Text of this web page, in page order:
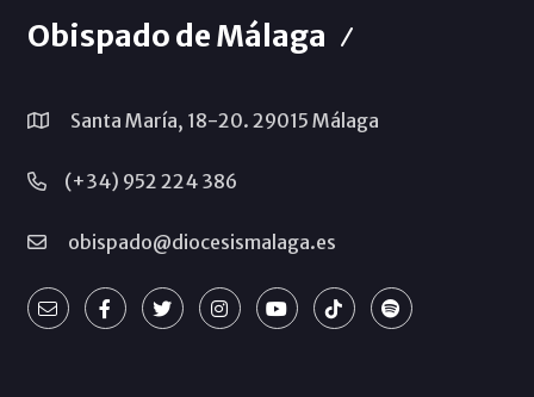
Obispado de Málaga
Santa María, 18-20. 29015 Málaga
(+34) 952 224 386
obispado@diocesismalaga.es